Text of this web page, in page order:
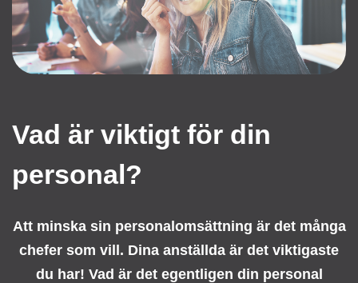
Vad är viktigt för din
personal?
Att minska sin personalomsättning är det många
chefer som vill. Dina anställda är det viktigaste
du har! Vad är det egentligen din personal